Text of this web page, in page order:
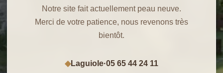
Notre site fait actuellement peau neuve.
Merci de votre patience, nous revenons très
bientôt.
◆Laguiole·05 65 44 24 11